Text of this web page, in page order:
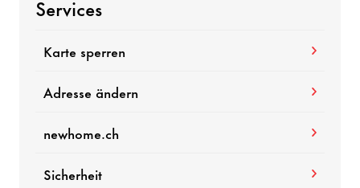
Services
Karte sperren
Adresse ändern
newhome.ch
Sicherheit